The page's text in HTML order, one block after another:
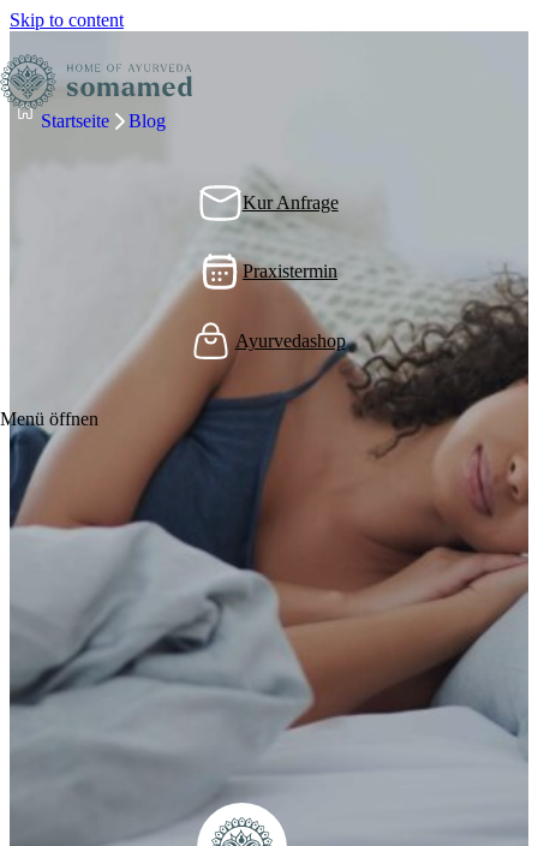
Skip to content
Kur Anfrage
Praxistermin
Ayurvedashop
Menü öffnen
Startseite Blog